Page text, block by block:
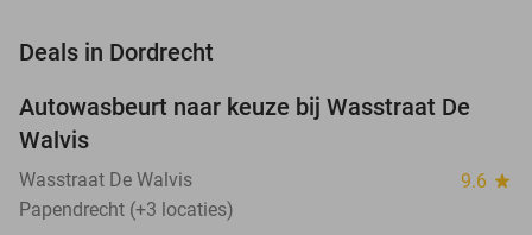
Deals in Dordrecht
29%
Autowasbeurt naar keuze bij Wasstraat De
Walvis
Wasstraat De Walvis 9.6 star
Papendrecht (+3 locaties)